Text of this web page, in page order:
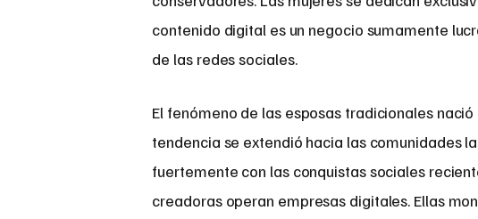
contenido digital es un negocio sumamente
de las redes sociales.
El fenómeno de las esposas tradicionales
tendencia se extendió hacia las comunidades
fuertemente con las conquistas sociales
creadoras operan empresas digitales. Ellas